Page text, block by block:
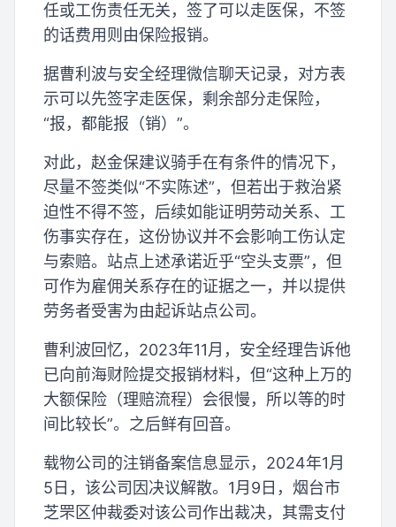
任或工伤责任无关，签了可以走医保，不签
的话费用则由保险报销。
据曹利波与安全经理微信聊天记录，对方表
示可以先签字走医保，剩余部分走保险，
“报，都能报（销）”。
对此，赵金保建议骑手在有条件的情况下，
尽量不签类似“不实陈述”，但若出于救治紧
迫性不得不签，后续如能证明劳动关系、工
伤事实存在，这份协议并不会影响工伤认定
与索赔。站点上述承诺近乎“空头支票”，但
可作为雇佣关系存在的证据之一，并以提供
劳务者受害为由起诉站点公司。
曹利波回忆，2023年11月，安全经理告诉他
已向前海财险提交报销材料，但“这种上万的
大额保险（理赔流程）会很慢，所以等的时
间比较长”。之后鲜有回音。
载物公司的注销备案信息显示，2024年1月
5日，该公司因决议解散。1月9日，烟台市
芝罘区仲裁委对该公司作出裁决，其需支付